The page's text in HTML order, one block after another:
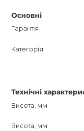
Основні
Гарантія
Категорія
Технічні
Висота, мм
Висота, мм